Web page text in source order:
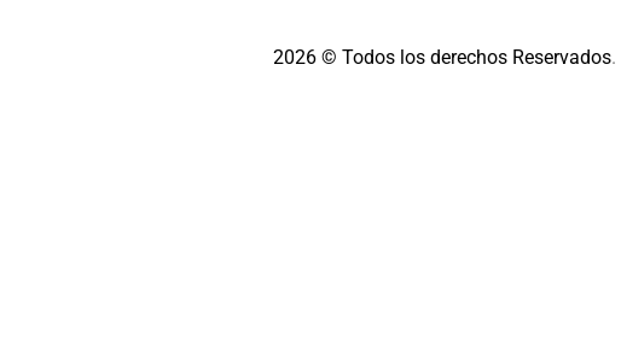
2026 © Todos los derechos Reservados.